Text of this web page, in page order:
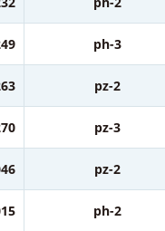
ph-3
pz-2
pz-3
pz-2
ph-2